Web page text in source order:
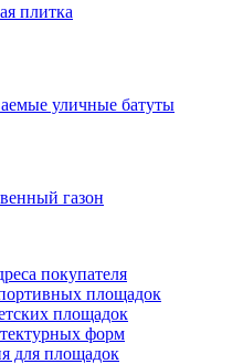
плитка
уличные батуты
газон
покупателя
площадок
площадок
форм
для площадок